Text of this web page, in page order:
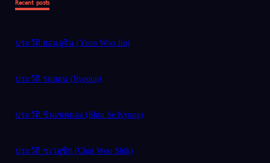
Recent posts
ประวัติ ยอนอูจิน (Yeon Woo Jin)
ประวัติ รยออุน (Ryeoun)
ประวัติ ชินเซคยอง (Shin Se Kyung)
ประวัติ ชเวอูชิก (Choi Woo Shik)